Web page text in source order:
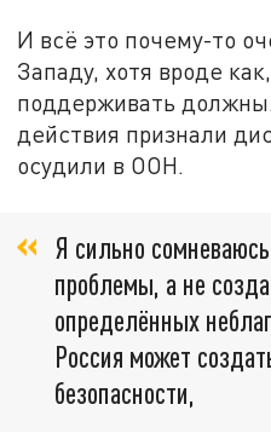
И всё это почему-то
Западу, хотя вроде
поддерживать
действия признали
осудили в ООН.
Я сильно
проблемы, а не
определённых
Россия может
безопасности,